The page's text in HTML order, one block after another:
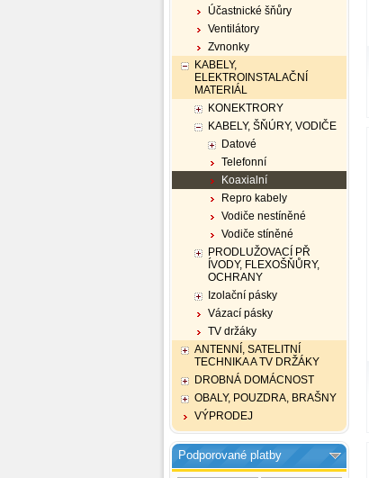
Účastnické šňůry
Ventilátory
Zvnonky
KABELY,
ELEKTROINSTALAČNÍ
MATERIÁL
KONEKTRORY
KABELY, ŠŇÚRY, VODIČE
Datové
Telefonní
Koaxialní
Repro kabely
Vodiče nestíněné
Vodiče stíněné
PRODLUŽOVACÍ PŘ
ÍVODY, FLEXOŠŇŮRY,
OCHRANY
Izolační pásky
Vázací pásky
TV držáky
ANTENNÍ, SATELITNÍ
TECHNIKA A TV DRŽÁKY
DROBNÁ DOMÁCNOST
OBALY, POUZDRA, BRAŠNY
VÝPRODEJ
Podporované platby